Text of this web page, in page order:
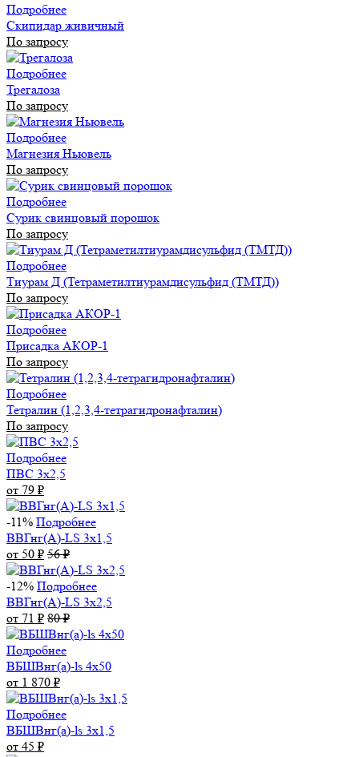
Подробнее
Скипидар живичный
По запросу
Подробнее
Трегалоза
По запросу
Подробнее
Магнезия Ньювель
По запросу
Подробнее
Сурик свинцовый порошок
По запросу
Подробнее
Тиурам Д (Тетраметилтиурамдисульфид (ТМТД))
По запросу
Подробнее
Присадка АКОР-1
По запросу
Подробнее
Тетралин (1,2,3,4-тетрагидронафталин)
По запросу
Подробнее
ПВС 3х2,5
от 79 ₽
-11% Подробнее
ВВГнг(А)-LS 3х1,5
от 50 ₽ 56₽
-12% Подробнее
ВВГнг(А)-LS 3х2,5
от 71 ₽ 80₽
Подробнее
ВБШВнг(а)-ls 4x50
от 1 870 ₽
Подробнее
ВБШВнг(а)-ls 3х1,5
от 45 ₽